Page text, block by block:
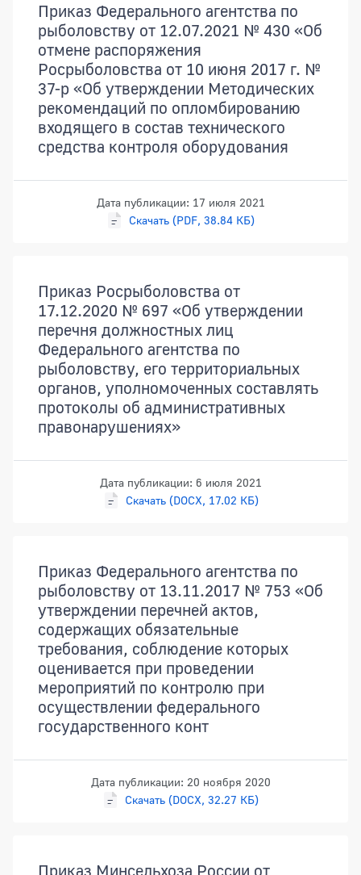
Приказ Федерального агентства по
рыболовству от 12.07.2021 № 430 «Об
отмене распоряжения
Росрыболовства от 10 июня 2017 г. №
37-р «Об утверждении Методических
рекомендаций по опломбированию
входящего в состав технического
средства контроля оборудования
Дата публикации: 17 июля 2021
Скачать (PDF, 38.84 КБ)
Приказ Росрыболовства от
17.12.2020 № 697 «Об утверждении
перечня должностных лиц
Федерального агентства по
рыболовству, его территориальных
органов, уполномоченных составлять
протоколы об административных
правонарушениях»
Дата публикации: 6 июля 2021
Скачать (DOCX, 17.02 КБ)
Приказ Федерального агентства по
рыболовству от 13.11.2017 № 753 «Об
утверждении перечней актов,
содержащих обязательные
требования, соблюдение которых
оценивается при проведении
мероприятий по контролю при
осуществлении федерального
государственного конт
Дата публикации: 20 ноября 2020
Скачать (DOCX, 32.27 КБ)
Приказ Минсельхоза России от